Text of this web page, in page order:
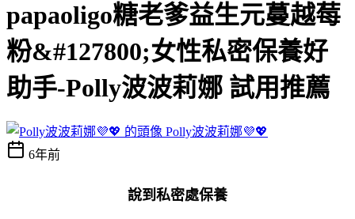
papaoligo糖老爹益生元蔓越莓
粉&#127800;女性私密保養好
助手-Polly波波莉娜 試用推薦
Polly波波莉娜💜💖
6年前
說到私密處保養